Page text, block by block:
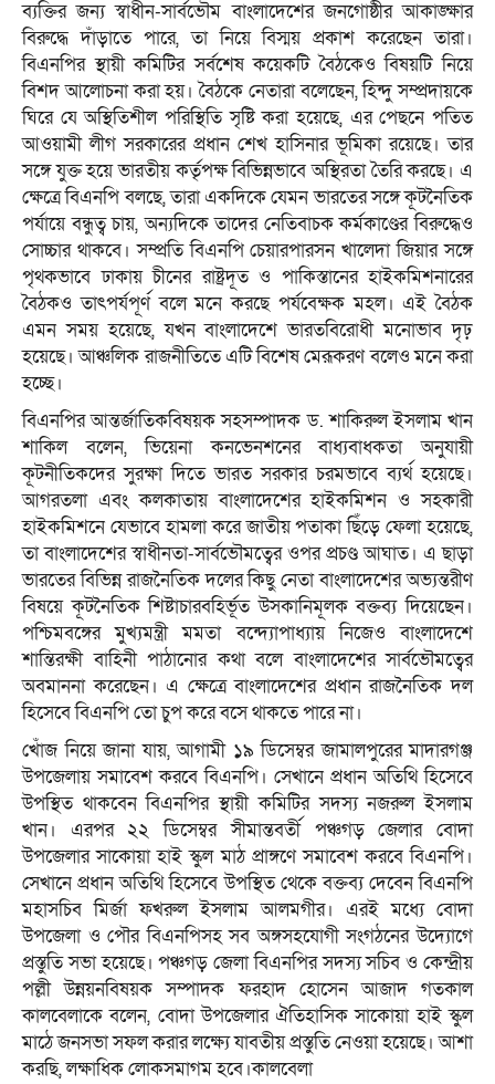
ব্যক্তির জন্য স্বাধীন-সার্বভৌম বাংলাদেশের জনগোষ্ঠীর আকাঙ্ক্ষার
বিরুদ্ধে দাঁড়াতে পারে, তা নিয়ে বিস্ময় প্রকাশ করেছেন তারা।
বিএনপির স্থায়ী কমিটির সর্বশেষ কয়েকটি বৈঠকেও বিষয়টি নিয়ে
বিশদ আলোচনা করা হয়। বৈঠকে নেতারা বলেছেন, হিন্দু সম্প্রদায়কে
ঘিরে যে অস্থিতিশীল পরিস্থিতি সৃষ্টি করা হয়েছে, এর পেছনে পতিত
আওয়ামী লীগ সরকারের প্রধান শেখ হাসিনার ভূমিকা রয়েছে। তার
সঙ্গে যুক্ত হয়ে ভারতীয় কর্তৃপক্ষ বিভিন্নভাবে অস্থিরতা তৈরি করছে। এ
ক্ষেত্রে বিএনপি বলছে, তারা একদিকে যেমন ভারতের সঙ্গে কূটনৈতিক
পর্যায়ে বন্ধুত্ব চায়, অন্যদিকে তাদের নেতিবাচক কর্মকাণ্ডের বিরুদ্ধেও
সোচ্চার থাকবে। সম্প্রতি বিএনপি চেয়ারপারসন খালেদা জিয়ার সঙ্গে
পৃথকভাবে ঢাকায় চীনের রাষ্ট্রদূত ও পাকিস্তানের হাইকমিশনারের
বৈঠকও তাৎপর্যপূর্ণ বলে মনে করছে পর্যবেক্ষক মহল। এই বৈঠক
এমন সময় হয়েছে, যখন বাংলাদেশে ভারতবিরোধী মনোভাব দৃঢ়
হয়েছে। আঞ্চলিক রাজনীতিতে এটি বিশেষ মেরূকরণ বলেও মনে করা
হচ্ছে।
বিএনপির আন্তর্জাতিকবিষয়ক সহসম্পাদক ড. শাকিরুল ইসলাম খান
শাকিল বলেন, ভিয়েনা কনভেনশনের বাধ্যবাধকতা অনুযায়ী
কূটনীতিকদের সুরক্ষা দিতে ভারত সরকার চরমভাবে ব্যর্থ হয়েছে।
আগরতলা এবং কলকাতায় বাংলাদেশের হাইকমিশন ও সহকারী
হাইকমিশনে যেভাবে হামলা করে জাতীয় পতাকা ছিঁড়ে ফেলা হয়েছে,
তা বাংলাদেশের স্বাধীনতা-সার্বভৌমত্বের ওপর প্রচণ্ড আঘাত। এ ছাড়া
ভারতের বিভিন্ন রাজনৈতিক দলের কিছু নেতা বাংলাদেশের অভ্যন্তরীণ
বিষয়ে কূটনৈতিক শিষ্টাচারবহির্ভূত উসকানিমূলক বক্তব্য দিয়েছেন।
পশ্চিমবঙ্গের মুখ্যমন্ত্রী মমতা বন্দ্যোপাধ্যায় নিজেও বাংলাদেশে
শান্তিরক্ষী বাহিনী পাঠানোর কথা বলে বাংলাদেশের সার্বভৌমত্বের
অবমাননা করেছেন। এ ক্ষেত্রে বাংলাদেশের প্রধান রাজনৈতিক দল
হিসেবে বিএনপি তো চুপ করে বসে থাকতে পারে না।
খোঁজ নিয়ে জানা যায়, আগামী ১৯ ডিসেম্বর জামালপুরের মাদারগঞ্জ
উপজেলায় সমাবেশ করবে বিএনপি। সেখানে প্রধান অতিথি হিসেবে
উপস্থিত থাকবেন বিএনপির স্থায়ী কমিটির সদস্য নজরুল ইসলাম
খান। এরপর ২২ ডিসেম্বর সীমান্তবর্তী পঞ্চগড় জেলার বোদা
উপজেলার সাকোয়া হাই স্কুল মাঠ প্রাঙ্গণে সমাবেশ করবে বিএনপি।
সেখানে প্রধান অতিথি হিসেবে উপস্থিত থেকে বক্তব্য দেবেন বিএনপি
মহাসচিব মির্জা ফখরুল ইসলাম আলমগীর। এরই মধ্যে বোদা
উপজেলা ও পৌর বিএনপিসহ সব অঙ্গসহযোগী সংগঠনের উদ্যোগে
প্রস্তুতি সভা হয়েছে। পঞ্চগড় জেলা বিএনপির সদস্য সচিব ও কেন্দ্রীয়
পল্লী উন্নয়নবিষয়ক সম্পাদক ফরহাদ হোসেন আজাদ গতকাল
কালবেলাকে বলেন, বোদা উপজেলার ঐতিহাসিক সাকোয়া হাই স্কুল
মাঠে জনসভা সফল করার লক্ষ্যে যাবতীয় প্রস্তুতি নেওয়া হয়েছে। আশা
করছি, লক্ষাধিক লোকসমাগম হবে।কালবেলা